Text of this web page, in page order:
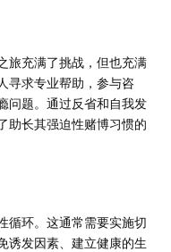
旅充满了挑战，但也充满
寻求专业帮助，参与咨
问题。通过反省和自我发
助长其强迫性赌博习惯的
循环。这通常需要实施切
诱发因素、建立健康的生